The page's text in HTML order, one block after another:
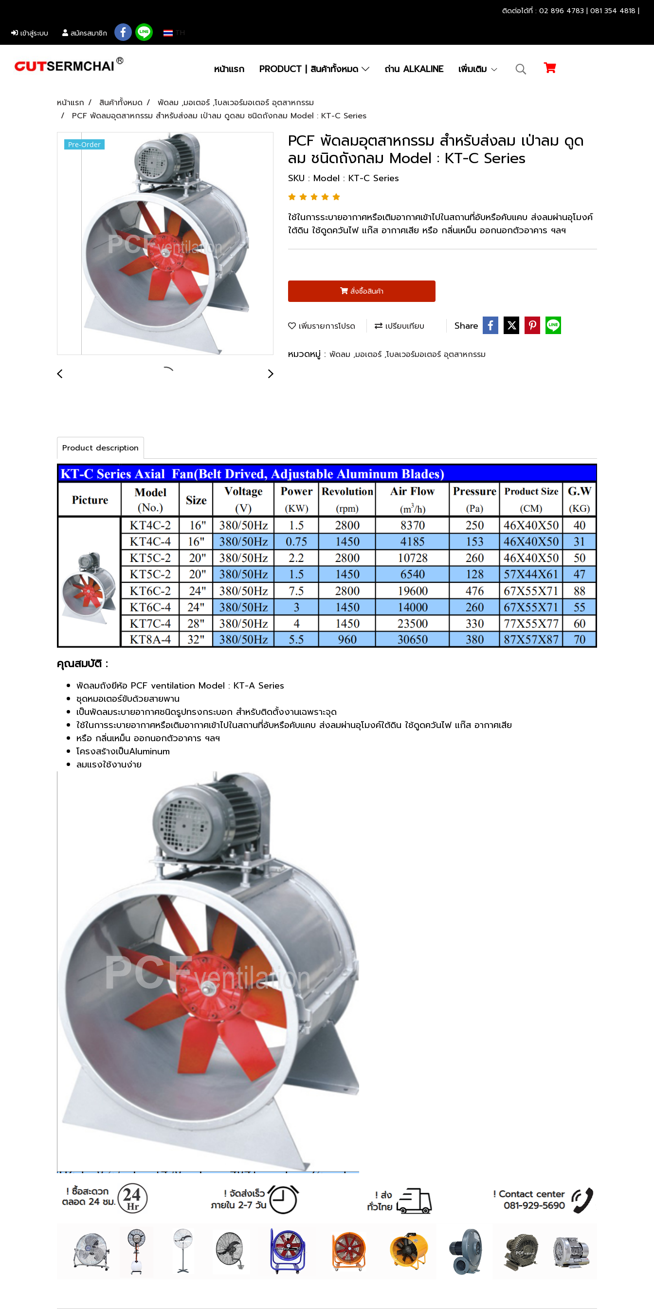
ติดต่อได้ที่ : 02 896 4783 | 081 354 4818 |
เข้าสู่ระบบ สมัครสมาชิก TH
หน้าแรก PRODUCT | สินค้าทั้งหมด ถ่าน ALKALINE เพิ่มเติม
หน้าแรก สินค้าทั้งหมด
พัดลม ,มอเตอร์ ,โบลเวอร์มอเตอร์ อุตสาหกรรม
PCF พัดลมอุตสาหกรรม สำหรับส่งลม เป่าลม ดูดลม ชนิดถังกลม Model : KT-C Series
Pre-Order PCF พัดลมอุตสาหกรรม สำหรับส่งลม เป่าลม ดูด
ลม ชนิดถังกลม Model : KT-C Series
SKU : Model : KT-C Series
ใช้ในการระบายอากาศหรือเติมอากาศเข้าไปในสถานที่อับหรือคับแคบ ส่งลมผ่านอุโมงค์
ใต้ดิน ใช้ดูดควันไฟ แก๊ส อากาศเสีย หรือ กลิ่นเหม็น ออกนอกตัวอาคาร ฯลฯ
สั่งซื้อสินค้า
เพิ่มรายการโปรด เปรียบเทียบ Share
หมวดหมู่ : พัดลม ,มอเตอร์ ,โบลเวอร์มอเตอร์ อุตสาหกรรม
Product description
คุณสมบัติ :
พัดลมถังยีห้อ PCF ventilation Model : KT-A Series
ชุดหมอเตอร์ขับด้วยสายพาน
เป็นพัดลมระบายอากาศชนิดรูปทรงกระบอก สำหรับติดตั้งงานเฉพราะจุด
ใช้ในการระบายอากาศหรือเติมอากาศเข้าไปในสถานที่อับหรือคับแคบ ส่งลมผ่านอุโมงค์ใต้ดิน ใช้ดูดควันไฟ แก๊ส อากาศเสีย
หรือ กลิ่นเหม็น ออกนอกตัวอาคาร ฯลฯ
โครงสร้างเป็นAluminum
ลมแรงใช้งานง่าย